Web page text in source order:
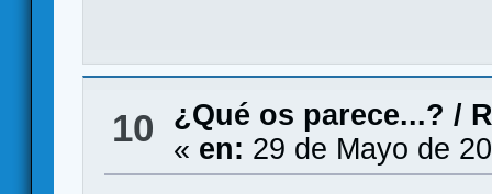
10 ¿Qué os parece...? /
« en: 29 de Mayo de